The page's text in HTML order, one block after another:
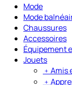
Mode
Mode
Chaussures
Accessoires
Équipement
Jouets
﹢ Amis
﹢